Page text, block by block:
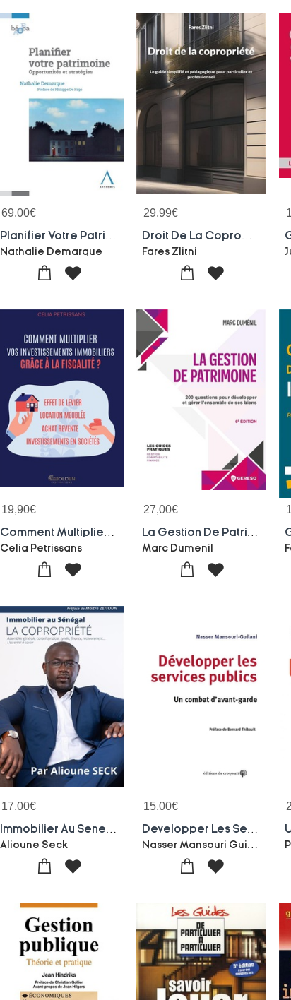
69,00€
Nathalie Demarque
29,99€
Fares Zlitni
19,90€
Celia Petrissans
27,00€
Marc Dumenil
17,00€
Alioune Seck
15,00€